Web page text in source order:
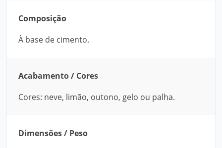
Composição
À base de cimento.
Acabamento / Cores
Cores: neve, limão, outono, gelo ou palha.
Dimensões / Peso